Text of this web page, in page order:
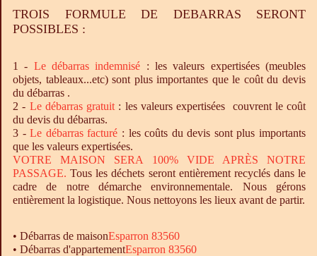
TROIS FORMULE DE DEBARRAS SERONT
POSSIBLES :
1 - Ledébarras indemnisé : les valeurs expertisées (meubles
objets, tableaux...etc) sont plus importantes que le coût du devis
du débarras .
2 - Le débarrasgratuit : les valeurs expertisées couvrent le coût
du devis du débarras.
3 -Le débarrasfacturé : les coûts du devis sont plus importants
que les valeurs expertisées.
VOTRE MAISON SERA 100% VIDE APRÈS NOTRE
PASSAGE. Tous les déchets seront entièrement recyclés dans le
cadre de notre démarche environnementale. Nous gérons
entièrement la logistique. Nous nettoyons les lieux avant de partir.
• Débarras de maisonEsparron 83560
• Débarras d'appartementEsparron 83560